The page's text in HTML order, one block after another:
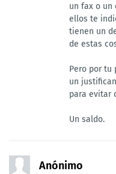
un fax o un
ellos te
tienen un
de estas
Pero por tu
un
para evitar
Un saldo.
Anónimo